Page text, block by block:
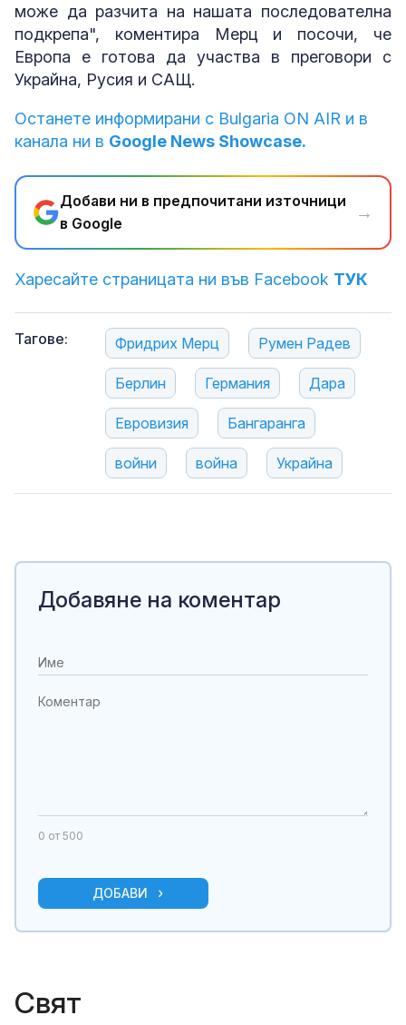
може да разчита на нашата последователна
подкрепа", коментира Мерц и посочи, че
Европа е готова да участва в преговори с
Украйна, Русия и САЩ.
Останете информирани с Bulgaria ON AIR и в
канала ни в Google News Showcase.
Добави ни в предпочитани източници
в Google
→
Харесайте страницата ни във Facebook ТУК
Тагове: Фридрих Мерц Румен Радев
Берлин Германия Дара
Евровизия Бангаранга
войни война Украйна
Добавяне на коментар
0 от 500
ДОБАВИ
Свят